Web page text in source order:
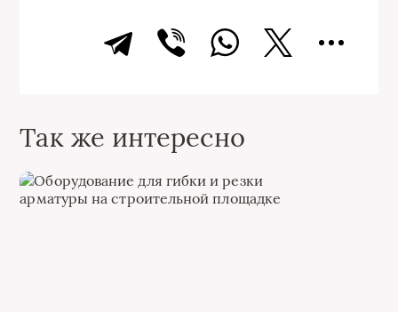
Так же интересно